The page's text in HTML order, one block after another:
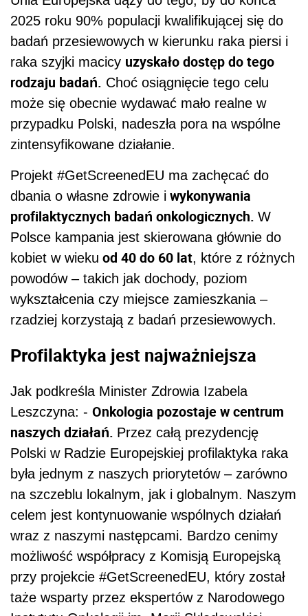
2025 roku 90% populacji kwalifikującej się do
badań przesiewowych w kierunku raka piersi i
raka szyjki macicy uzyskało dostęp do tego
rodzaju badań. Choć osiągnięcie tego celu
może się obecnie wydawać mało realne w
przypadku Polski, nadeszła pora na wspólne
zintensyfikowane działanie.
Projekt #GetScreenedEU ma zachęcać do
dbania o własne zdrowie i wykonywania
profilaktycznych badań onkologicznych. W
Polsce kampania jest skierowana głównie do
kobiet w wieku od 40 do 60 lat, które z różnych
powodów – takich jak dochody, poziom
wykształcenia czy miejsce zamieszkania –
rzadziej korzystają z badań przesiewowych.
Profilaktyka jest najważniejsza
Jak podkreśla Minister Zdrowia Izabela
Leszczyna: - Onkologia pozostaje w centrum
naszych działań. Przez całą prezydencję
Polski w Radzie Europejskiej profilaktyka raka
była jednym z naszych priorytetów – zarówno
na szczeblu lokalnym, jak i globalnym. Naszym
celem jest kontynuowanie wspólnych działań
wraz z naszymi następcami. Bardzo cenimy
możliwość współpracy z Komisją Europejską
przy projekcie #GetScreenedEU, który został
taże wsparty przez ekspertów z Narodowego